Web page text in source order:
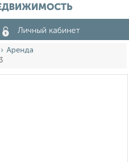
Личный кабинет
Аренда